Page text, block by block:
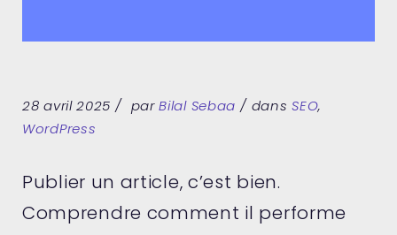
28 avril 2025 parBilal Sebaa dansSEO,
WordPress
Publier un article, c’est bien.
Comprendre comment il performe